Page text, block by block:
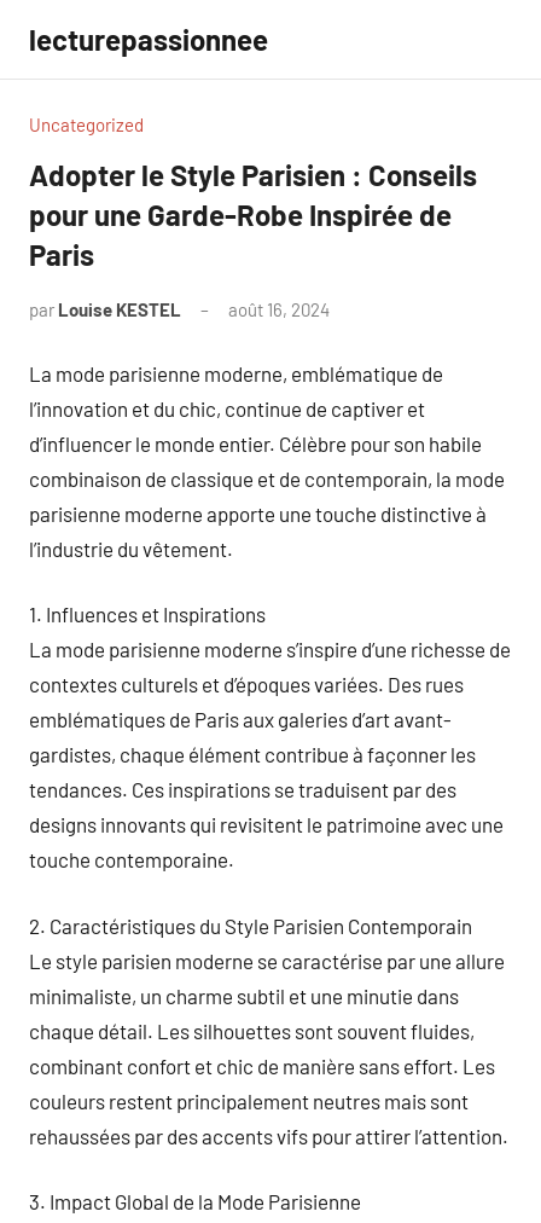
contenu
lecturepassionnee
Uncategorized
Adopter le Style Parisien : Conseils
pour une Garde-Robe Inspirée de
Paris
par Louise KESTEL août 16, 2024
La mode parisienne moderne, emblématique de
l’innovation et du chic, continue de captiver et
d’influencer le monde entier. Célèbre pour son habile
combinaison de classique et de contemporain, la mode
parisienne moderne apporte une touche distinctive à
l’industrie du vêtement.
1. Influences et Inspirations
La mode parisienne moderne s’inspire d’une richesse de
contextes culturels et d’époques variées. Des rues
emblématiques de Paris aux galeries d’art avant-
gardistes, chaque élément contribue à façonner les
tendances. Ces inspirations se traduisent par des
designs innovants qui revisitent le patrimoine avec une
touche contemporaine.
2. Caractéristiques du Style Parisien Contemporain
Le style parisien moderne se caractérise par une allure
minimaliste, un charme subtil et une minutie dans
chaque détail. Les silhouettes sont souvent fluides,
combinant confort et chic de manière sans effort. Les
couleurs restent principalement neutres mais sont
rehaussées par des accents vifs pour attirer l’attention.
3. Impact Global de la Mode Parisienne